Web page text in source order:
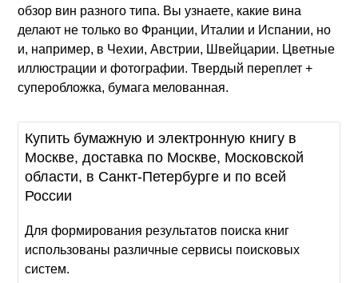
обзор вин разного типа. Вы узнаете, какие вина
делают не только во Франции, Италии и Испании, но
и, например, в Чехии, Австрии, Швейцарии. Цветные
иллюстрации и фотографии. Твердый переплет +
суперобложка, бумага мелованная.
Купить бумажную и электронную книгу в
Москве, доставка по Москве, Московской
области, в Санкт-Петербурге и по всей
России
Для формирования результатов поиска книг
использованы различные сервисы поисковых
систем.